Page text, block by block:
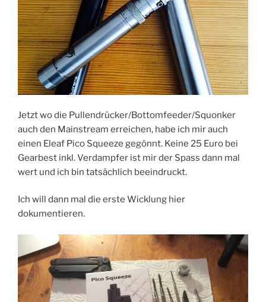
Jetzt wo die Pullendrücker/Bottomfeeder/Squonker
auch den Mainstream erreichen, habe ich mir auch
einen Eleaf Pico Squeeze gegönnt. Keine 25 Euro bei
Gearbest inkl. Verdampfer ist mir der Spass dann mal
wert und ich bin tatsächlich beeindruckt.
Ich will dann mal die erste Wicklung hier
dokumentieren.